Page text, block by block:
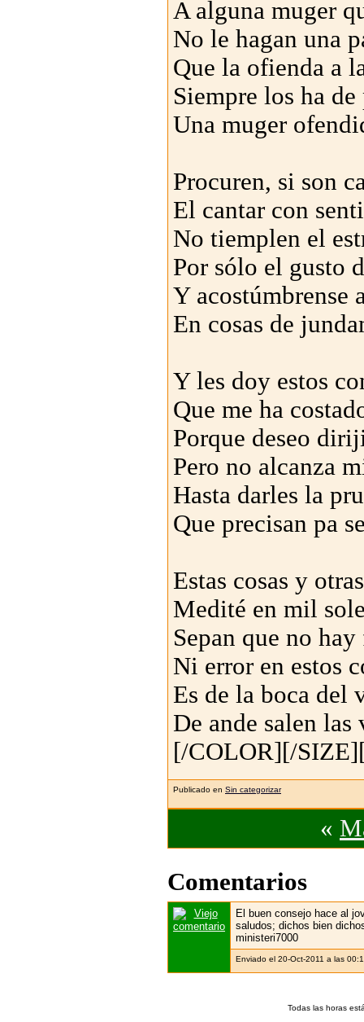
A alguna muger
No le hagan una
Que la ofienda a
Siempre los ha de
Una muger
Procuren, si son
El cantar con
No tiemplen el
Por sólo el gusto
Y acostúmbrense
En cosas de
Y les doy estos
Que me ha
Porque deseo
Pero no alcanza
Hasta darles la
Que precisan pa
Estas cosas y
Medité en mil
Sepan que no hay
Ni error en estos
Es de la boca del
De ande salen las
[/COLOR][/
Publicado en Sin categorizar
«
Comentarios
El buen consejo hace al
saludos; dichos bien
ministeri7000
Enviado el 20-Oct-2011 a las
Todas las horas